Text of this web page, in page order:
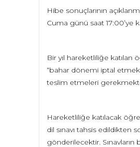
Hibe sonuçlarının
Cuma günü saat
Bir yıl hareketliliğe
“bahar dönemi iptal
teslim etmeleri
Hareketliliğe katılacak
dil sınavı tahsis edildikten
gönderilecektir.